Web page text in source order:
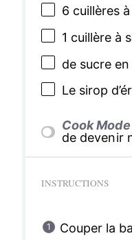
6 cuillères
1 cuillère à
de sucre
Le sirop
Cook Mode
de devenir
INSTRUCTIONS
Couper la